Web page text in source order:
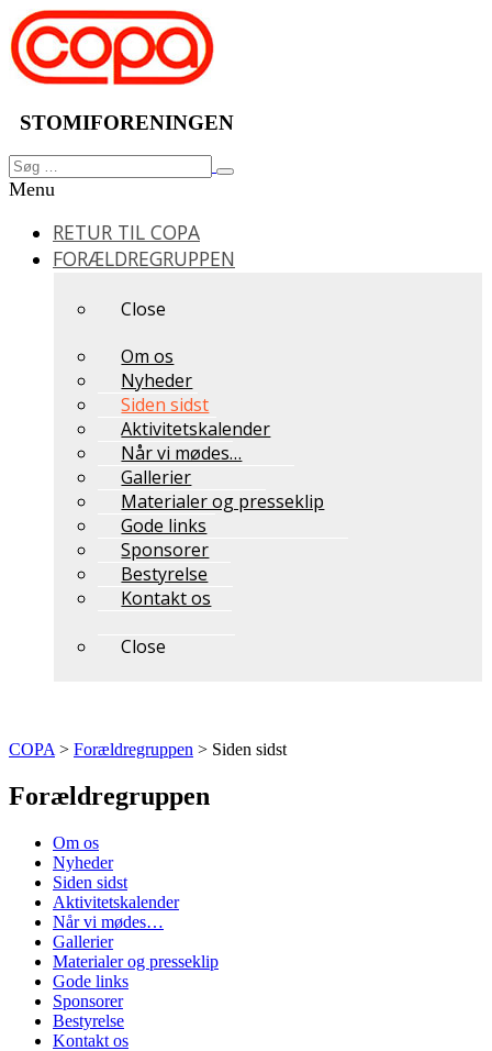
Videre
til
indhold
STOMIFORENINGEN
Søg
efter:
Søg
Menu
RETUR TIL COPA
FORÆLDREGRUPPEN
Close
Om os
Nyheder
Siden sidst
Aktivitetskalender
Når vi mødes…
Gallerier
Materialer og presseklip
Gode links
Sponsorer
Bestyrelse
Kontakt os
Close
COPA > Forældregruppen > Siden sidst
Forældregruppen
Om os
Nyheder
Siden sidst
Aktivitetskalender
Når vi mødes…
Gallerier
Materialer og presseklip
Gode links
Sponsorer
Bestyrelse
Kontakt os